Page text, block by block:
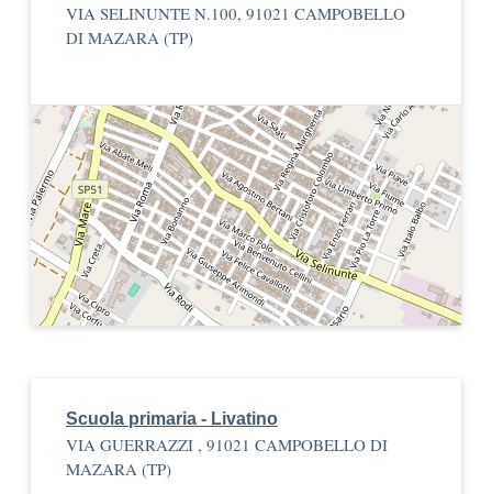
VIA SELINUNTE N.100, 91021 CAMPOBELLO
DI MAZARA (TP)
Scuola primaria - Livatino
VIA GUERRAZZI , 91021 CAMPOBELLO DI
MAZARA (TP)